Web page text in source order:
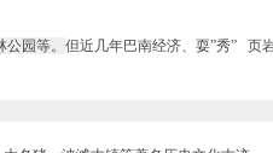
园等。 但近几年巴南经济、耍”秀” 页